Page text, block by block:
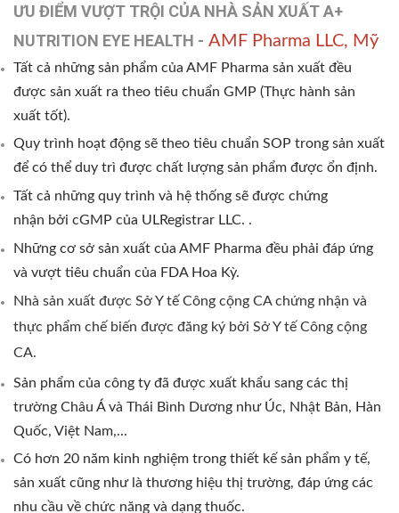
ƯU ĐIỂM VƯỢT TRỘI CỦA NHÀ SẢN XUẤT A+
NUTRITION EYE HEALTH - AMF Pharma LLC, Mỹ
Tất cả những sản phẩm của AMF Pharma sản xuất đều
được sản xuất ra theo tiêu chuẩn GMP (Thực hành sản
xuất tốt).
Quy trình hoạt động sẽ theo tiêu chuẩn SOP trong sản xuất
để có thể duy trì được chất lượng sản phẩm được ổn định.
Tất cả những quy trình và hệ thống sẽ được chứng
nhận bởi cGMP của ULRegistrar LLC. .
Những cơ sở sản xuất của AMF Pharma đều phải đáp ứng
và vượt tiêu chuẩn của FDA Hoa Kỳ.
Nhà sản xuất được Sở Y tế Công cộng CA chứng nhận và
thực phẩm chế biến được đăng ký bởi Sở Y tế Công cộng
CA.
Sản phẩm của công ty đã được xuất khẩu sang các thị
trường Châu Á và Thái Bình Dương như Úc, Nhật Bản, Hàn
Quốc, Việt Nam,...
Có hơn 20 năm kinh nghiệm trong thiết kế sản phẩm y tế,
sản xuất cũng như là thương hiệu thị trường, đáp ứng các
nhu cầu về chức năng và dạng thuốc.